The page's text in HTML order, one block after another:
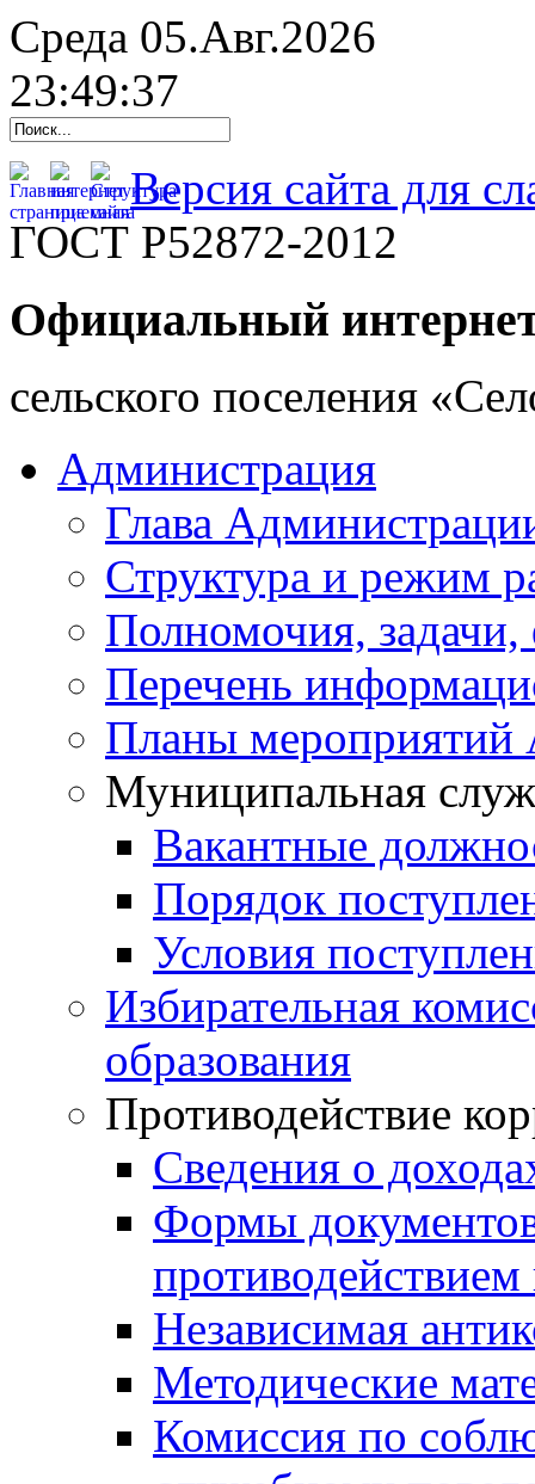
Среда 05.Авг.2026
23:49:38
Версия сайта для
ГОСТ Р52872-2012
Официальный
cельского поселения
Администрация
Глава
Структура и режим
Полномочия,
Перечень
Планы мероприятий
Муниципальная
Вакантные
Порядок
Условия
Избирательная
образования
Противодействие
Сведения о
Формы
Независимая
Методические
Комиссия по